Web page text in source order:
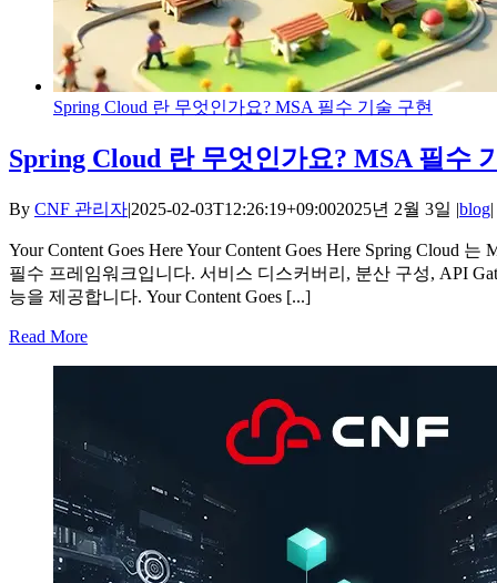
Spring Cloud 란 무엇인가요? MSA 필수 기술 구현
Spring Cloud 란 무엇인가요? MSA 필수
By CNF 관리자|2025-02-03T12:26:19+09:002025년 2월 3일 |blog|
Your Content Goes Here Your Content Goes Here Spring Cloud 는
필수 프레임워크입니다. 서비스 디스커버리, 분산 구성, API
능을 제공합니다. Your Content Goes [...]
Read More